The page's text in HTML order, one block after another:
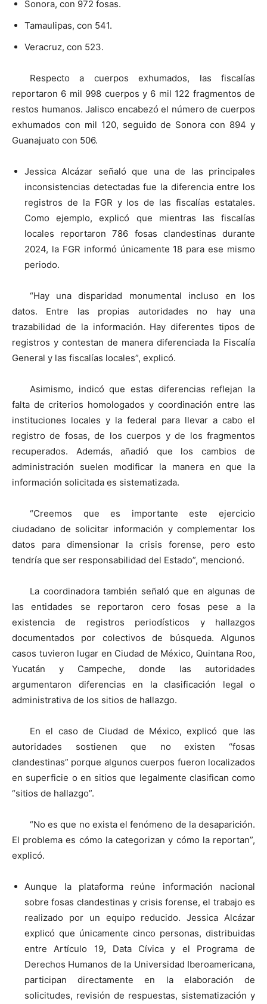
Sonora, con 972 fosas.
Tamaulipas, con 541.
Veracruz, con 523.
Respecto a cuerpos exhumados, las fiscalías
reportaron 6 mil 998 cuerpos y 6 mil 122 fragmentos de
restos humanos. Jalisco encabezó el número de cuerpos
exhumados con mil 120, seguido de Sonora con 894 y
Guanajuato con 506.
Jessica Alcázar señaló que una de las principales
inconsistencias detectadas fue la diferencia entre los
registros de la FGR y los de las fiscalías estatales.
Como ejemplo, explicó que mientras las fiscalías
locales reportaron 786 fosas clandestinas durante
2024, la FGR informó únicamente 18 para ese mismo
periodo.
“Hay una disparidad monumental incluso en los
datos. Entre las propias autoridades no hay una
trazabilidad de la información. Hay diferentes tipos de
registros y contestan de manera diferenciada la Fiscalía
General y las fiscalías locales”, explicó.
Asimismo, indicó que estas diferencias reflejan la
falta de criterios homologados y coordinación entre las
instituciones locales y la federal para llevar a cabo el
registro de fosas, de los cuerpos y de los fragmentos
recuperados. Además, añadió que los cambios de
administración suelen modificar la manera en que la
información solicitada es sistematizada.
“Creemos que es importante este ejercicio
ciudadano de solicitar información y complementar los
datos para dimensionar la crisis forense, pero esto
tendría que ser responsabilidad del Estado”, mencionó.
La coordinadora también señaló que en algunas de
las entidades se reportaron cero fosas pese a la
existencia de registros periodísticos y hallazgos
documentados por colectivos de búsqueda. Algunos
casos tuvieron lugar en Ciudad de México, Quintana Roo,
Yucatán y Campeche, donde las autoridades
argumentaron diferencias en la clasificación legal o
administrativa de los sitios de hallazgo.
En el caso de Ciudad de México, explicó que las
autoridades sostienen que no existen “fosas
clandestinas” porque algunos cuerpos fueron localizados
en superficie o en sitios que legalmente clasifican como
“sitios de hallazgo”.
“No es que no exista el fenómeno de la desaparición.
El problema es cómo la categorizan y cómo la reportan”,
explicó.
Aunque la plataforma reúne información nacional
sobre fosas clandestinas y crisis forense, el trabajo es
realizado por un equipo reducido. Jessica Alcázar
explicó que únicamente cinco personas, distribuidas
entre Artículo 19, Data Cívica y el Programa de
Derechos Humanos de la Universidad Iberoamericana,
participan directamente en la elaboración de
solicitudes, revisión de respuestas, sistematización y